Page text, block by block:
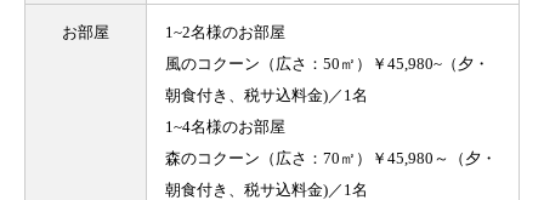
お部屋
1~2名様のお部屋
風のコクーン（広さ：50㎡）￥45,980~（夕・
朝食付き、税サ込料金)／1名
1~4名様のお部屋
森のコクーン（広さ：70㎡）￥45,980～（夕・
朝食付き、税サ込料金)／1名